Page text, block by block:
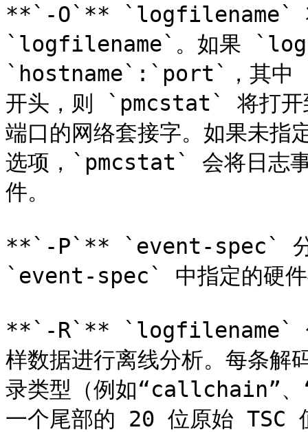
**`-O`** `logfilename` 将
`logfilename`。如果
`hostname`:`port`，其
开头，则 `pmcstat` 将打
端口的网络套接字。如果未
选项，`pmcstat` 会将日志事
件。
**`-P`** `event-spec` 分配
`event-spec` 中指定的硬件
**`-R`** `logfilename`
样数据进行离线分析。每条解
录类型（例如“callchain”
一个尾部的 20 位原始 TSC